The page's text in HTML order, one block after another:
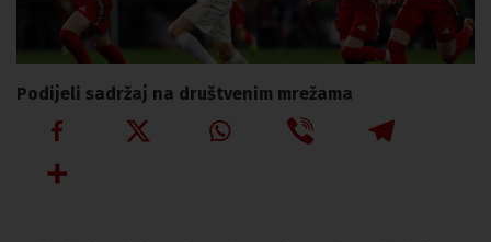
Podijeli sadržaj na društvenim mrežama